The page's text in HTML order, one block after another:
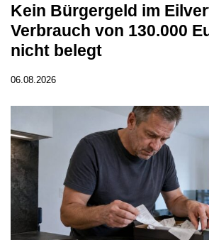
Kein Bürgergeld im
Verbrauch von 130.000
nicht belegt
06.08.2026